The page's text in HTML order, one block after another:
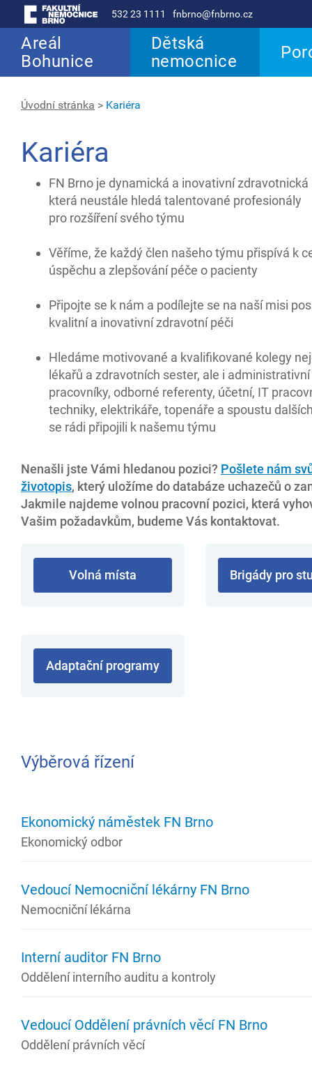
532 23 1111 fnbrno@fnbrno.cz
Areál
Bohunice
Dětská
nemocnice
Úvodní stránka > Kariéra
Kariéra
FN Brno je dynamická a inovativní
která neustále hledá talentované profesionály
pro rozšíření svého týmu
Věříme, že každý člen našeho týmu přispívá k
úspěchu a zlepšování péče o pacienty
Připojte se k nám a podílejte se na naší misi
kvalitní a inovativní zdravotní péči
Hledáme motivované a kvalifikované kolegy
lékařů a zdravotních sester, ale i administrativní
pracovníky, odborné referenty, účetní, IT
techniky, elektrikáře, topenáře a spoustu
se rádi připojili k našemu týmu
Nenašli jste Vámi hledanou pozici? Pošlete nám
životopis, který uložíme do databáze uchazečů o
Jakmile najdeme volnou pracovní pozici, která
Vašim požadavkům, budeme Vás kontaktovat.
Volná místa Brigády pro
Adaptační programy
Výběrová řízení
Ekonomický náměstek FN Brno
Ekonomický odbor
Vedoucí Nemocniční lékárny FN Brno
Nemocniční lékárna
Interní auditor FN Brno
Oddělení interního auditu a kontroly
Vedoucí Oddělení právních věcí FN Brno
Oddělení právních věcí